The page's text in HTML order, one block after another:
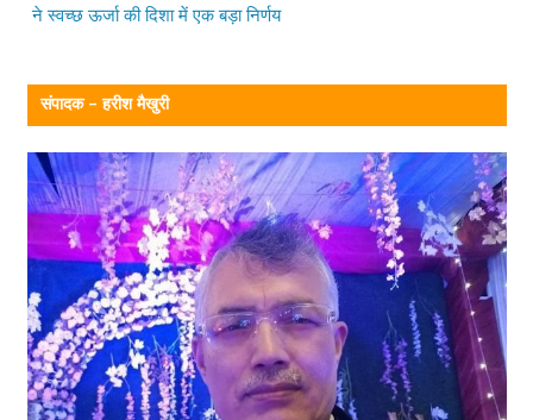
ने स्वच्छ ऊर्जा की दिशा में एक बड़ा निर्णय
संपादक – हरीश मैखुरी